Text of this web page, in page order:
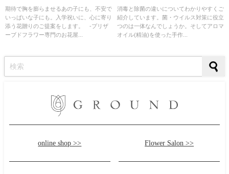
期待で胸を膨らませるあの子にも、不安で
いっぱいな子にも。入学祝いに、心に寄り
添う花贈りのご提案をします。 -プリザ
ーブドフラワー専門のお花屋...
に効果UP！作り方やおすすめの
商品をご紹介
消毒と除菌の違いについてわかりやすくご
紹介しています。菌・ウイルス対策に役立
つのは一体なんでしょうか。そしてアロマ
オイル(精油)を使った手作...
online shop >> Flower Salon >>